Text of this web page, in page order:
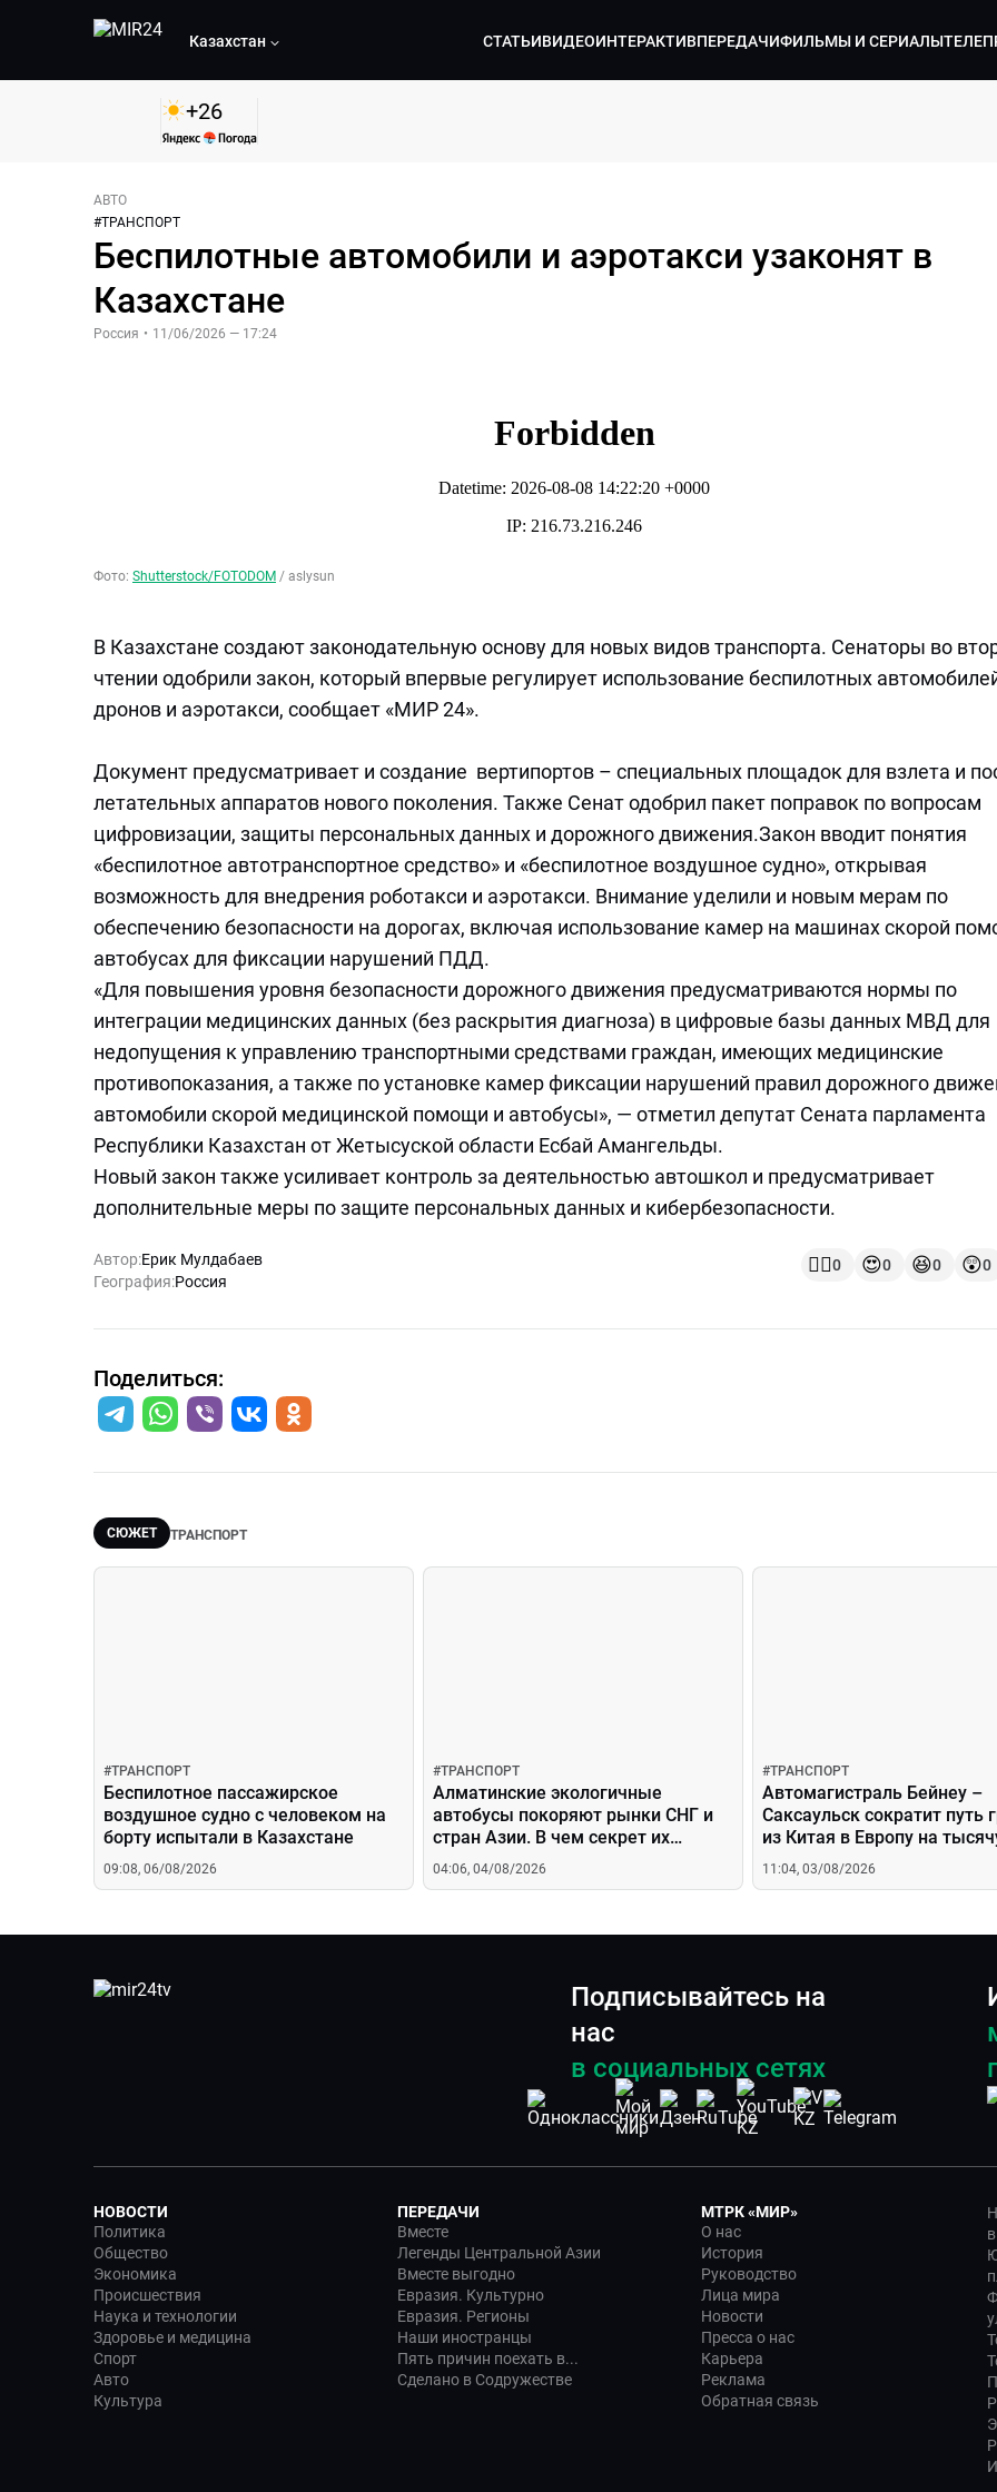
Казахстан СТАТЬИВИДЕОИНТЕРАКТИВПЕРЕДАЧИФИЛЬМЫ И СЕРИАЛЫ
+26
АВТО
#ТРАНСПОРТ
Беспилотные автомобили и аэротакси узаконят в
Казахстане
Россия • 11/06/2026 — 17:24
Фото: Shutterstock/FOTODOM / aslysun
В Казахстане создают законодательную основу для новых видов транспорта. Сенаторы во
чтении одобрили закон, который впервые регулирует использование беспилотных
дронов и аэротакси, сообщает «МИР 24».
Документ предусматривает и создание вертипортов – специальных площадок для взлета и
летательных аппаратов нового поколения. Также Сенат одобрил пакет поправок по вопросам
цифровизации, защиты персональных данных и дорожного движения.Закон вводит понятия
«беспилотное автотранспортное средство» и «беспилотное воздушное судно», открывая
возможность для внедрения роботакси и аэротакси. Внимание уделили и новым мерам по
обеспечению безопасности на дорогах, включая использование камер на машинах скорой
автобусах для фиксации нарушений ПДД.
«Для повышения уровня безопасности дорожного движения предусматриваются нормы по
интеграции медицинских данных (без раскрытия диагноза) в цифровые базы данных МВД для
недопущения к управлению транспортными средствами граждан, имеющих медицинские
противопоказания, а также по установке камер фиксации нарушений правил дорожного
автомобили скорой медицинской помощи и автобусы», — отметил депутат Сената парламента
Республики Казахстан от Жетысуской области Есбай Амангельды.
Новый закон также усиливает контроль за деятельностью автошкол и предусматривает
дополнительные меры по защите персональных данных и кибербезопасности.
Автор:Ерик Мулдабаев
География:Россия
👍🏻0 😍0 😆0 😲0
Поделиться:
СЮЖЕТ ТРАНСПОРТ
#ТРАНСПОРТ
Беспилотное пассажирское
воздушное судно с человеком на
борту испытали в Казахстане
09:08, 06/08/2026
#ТРАНСПОРТ
Алматинские экологичные
автобусы покоряют рынки СНГ и
стран Азии. В чем секрет их
популярности?
04:06, 04/08/2026
#ТРАНСПОРТ
Автомагистраль Бейнеу –
Саксаульск сократит путь
из Китая в Европу на
километров
11:04, 03/08/2026
Подписывайтесь на
нас
в социальных сетях
НОВОСТИ
Политика
Общество
Экономика
Происшествия
Наука и технологии
Здоровье и медицина
Спорт
Авто
Культура
ПЕРЕДАЧИ
Вместе
Легенды Центральной Азии
Вместе выгодно
Евразия. Культурно
Евразия. Регионы
Наши иностранцы
Пять причин поехать в...
Сделано в Содружестве
МТРК «МИР»
О нас
История
Руководство
Лица мира
Новости
Пресса о нас
Карьера
Реклама
Обратная связь